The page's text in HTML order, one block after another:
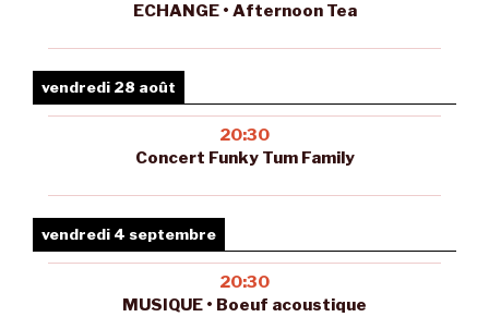
ECHANGE • Afternoon Tea
vendredi 28 août
20:30
Concert Funky Tum Family
vendredi 4 septembre
20:30
MUSIQUE • Boeuf acoustique